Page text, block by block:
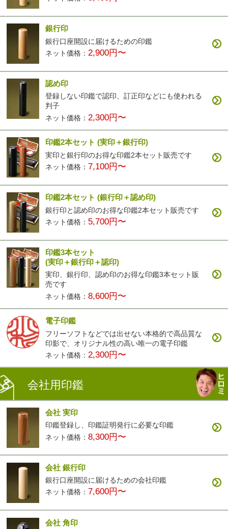
銀行印
銀行口座開設に届けるための印鑑
ネット価格： 2,900円〜
認め印
登録しない印鑑で認印、訂正印などにも使われる
判子
ネット価格： 2,300円〜
印鑑2本セット(実印＋銀行印)
実印と銀行印のお得な印鑑2本セット販売です
ネット価格： 7,100円〜
印鑑2本セット(銀行印＋認め印)
銀行印と認め印のお得な印鑑2本セット販売です
ネット価格： 5,700円〜
印鑑3本セット
(実印＋銀行印＋認印)
実印、銀行印、認め印のお得な印鑑3本セット販
売です
ネット価格：8,600円〜
電子印鑑
フリーソフトなどでは出せない本格的で高品質な
印影で、オリジナル性の高い唯一の電子印鑑
ネット価格： 2,300円〜
会社用印鑑
会社 実印
印鑑登録し、印鑑証明発行に必要な印鑑
ネット価格：8,300円〜
会社 銀行印
銀行口座開設に届けるための会社印鑑
ネット価格： 7,600円〜
会社 角印